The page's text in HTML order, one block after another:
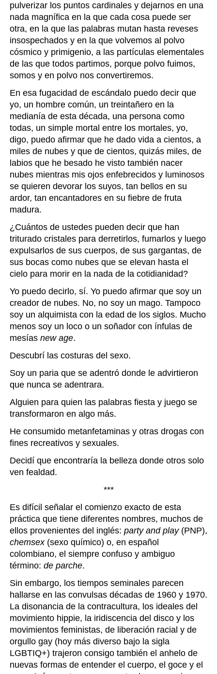
pulverizar los puntos cardinales y dejarnos en una
nada magnífica en la que cada cosa puede ser
otra, en la que las palabras mutan hasta reveses
insospechados y en la que volvemos al polvo
cósmico y primigenio, a las partículas elementales
de las que todos partimos, porque polvo fuimos,
somos y en polvo nos convertiremos.
En esa fugacidad de escándalo puedo decir que
yo, un hombre común, un treintañero en la
medianía de esta década, una persona como
todas, un simple mortal entre los mortales, yo,
digo, puedo afirmar que he dado vida a cientos, a
miles de nubes y que de cientos, quizás miles, de
labios que he besado he visto también nacer
nubes mientras mis ojos enfebrecidos y luminosos
se quieren devorar los suyos, tan bellos en su
ardor, tan encantadores en su fiebre de fruta
madura.
¿Cuántos de ustedes pueden decir que han
triturado cristales para derretirlos, fumarlos y luego
expulsarlos de sus cuerpos, de sus gargantas, de
sus bocas como nubes que se elevan hasta el
cielo para morir en la nada de la cotidianidad?
Yo puedo decirlo, sí. Yo puedo afirmar que soy un
creador de nubes. No, no soy un mago. Tampoco
soy un alquimista con la edad de los siglos. Mucho
menos soy un loco o un soñador con ínfulas de
mesías new age.
Descubrí las costuras del sexo.
Soy un paria que se adentró donde le advirtieron
que nunca se adentrara.
Alguien para quien las palabras fiesta y juego se
transformaron en algo más.
He consumido metanfetaminas y otras drogas con
fines recreativos y sexuales.
Decidí que encontraría la belleza donde otros solo
ven fealdad.
***
Es difícil señalar el comienzo exacto de esta
práctica que tiene diferentes nombres, muchos de
ellos provenientes del inglés: party and play(PNP),
chemsex(sexo químico) o, en español
colombiano, el siempre confuso y ambiguo
término: de parche.
Sin embargo, los tiempos seminales parecen
hallarse en las convulsas décadas de 1960 y 1970.
La disonancia de la contracultura, los ideales del
movimiento hippie, la iridiscencia del disco y los
movimientos feministas, de liberación racial y de
orgullo gay (hoy más diverso bajo la sigla
LGBTIQ+) trajeron consigo también el anhelo de
nuevas formas de entender el cuerpo, el goce y el